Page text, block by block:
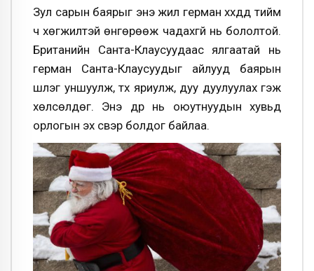
Зул сарын баярыг энэ жил герман хүүхдүүд тийм
ч хөгжилтэй өнгөрөөж чадахгүй нь бололтой.
Британийн Санта-Клаусуудаас ялгаатай нь
герман Санта-Клаусуудыг айлууд баярын
шүлэг уншуулж, түүх яриулж, дуу дуулуулах гэж
хөлсөлдөг. Энэ дүр нь оюутнуудын хувьд
орлогын эх үүсвэр болдог байлаа.